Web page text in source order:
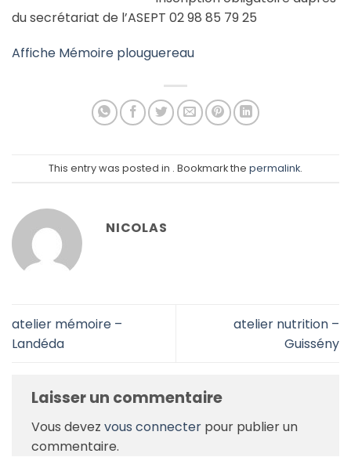
du secrétariat de l’ASEPT 02 98 85 79 25
Affiche Mémoire plouguereau
This entry was posted in . Bookmark the permalink.
NICOLAS
atelier mémoire –
Landéda
atelier nutrition –
Guissény
Laisser un commentaire
Vous devez vous connecter pour publier un
commentaire.